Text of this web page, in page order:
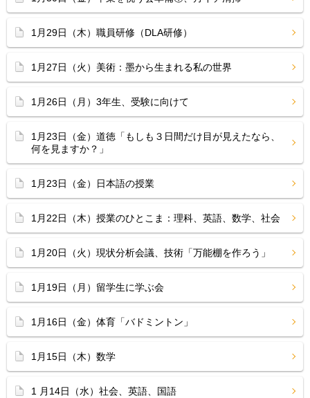
1月29日（木）職員研修（DLA研修）
1月27日（火）美術：墨から生まれる私の世界
1月26日（月）3年生、受験に向けて
1月23日（金）道徳「もしも３日間だけ目が見えたなら、
何を見ますか？」
1月23日（金）日本語の授業
1月22日（木）授業のひとこま：理科、英語、数学、社会
1月20日（火）現状分析会議、技術「万能棚を作ろう」
1月19日（月）留学生に学ぶ会
1月16日（金）体育「バドミントン」
1月15日（木）数学
1 月14日（水）社会、英語、国語